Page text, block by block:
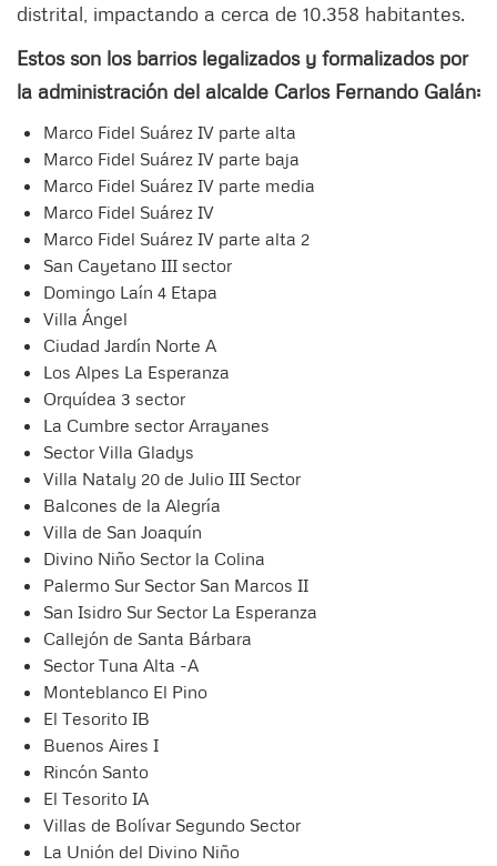
distrital, impactando a cerca de 10.358 habitantes.
Estos son los barrios legalizados y formalizados por
la administración del alcalde Carlos Fernando Galán:
Marco Fidel Suárez IV parte alta
Marco Fidel Suárez IV parte baja
Marco Fidel Suárez IV parte media
Marco Fidel Suárez IV
Marco Fidel Suárez IV parte alta 2
San Cayetano III sector
Domingo Laín 4 Etapa
Villa Ángel
Ciudad Jardín Norte A
Los Alpes La Esperanza
Orquídea 3 sector
La Cumbre sector Arrayanes
Sector Villa Gladys
Villa Nataly 20 de Julio III Sector
Balcones de la Alegría
Villa de San Joaquín
Divino Niño Sector la Colina
Palermo Sur Sector San Marcos II
San Isidro Sur Sector La Esperanza
Callejón de Santa Bárbara
Sector Tuna Alta -A
Monteblanco El Pino
El Tesorito IB
Buenos Aires I
Rincón Santo
El Tesorito IA
Villas de Bolívar Segundo Sector
La Unión del Divino Niño